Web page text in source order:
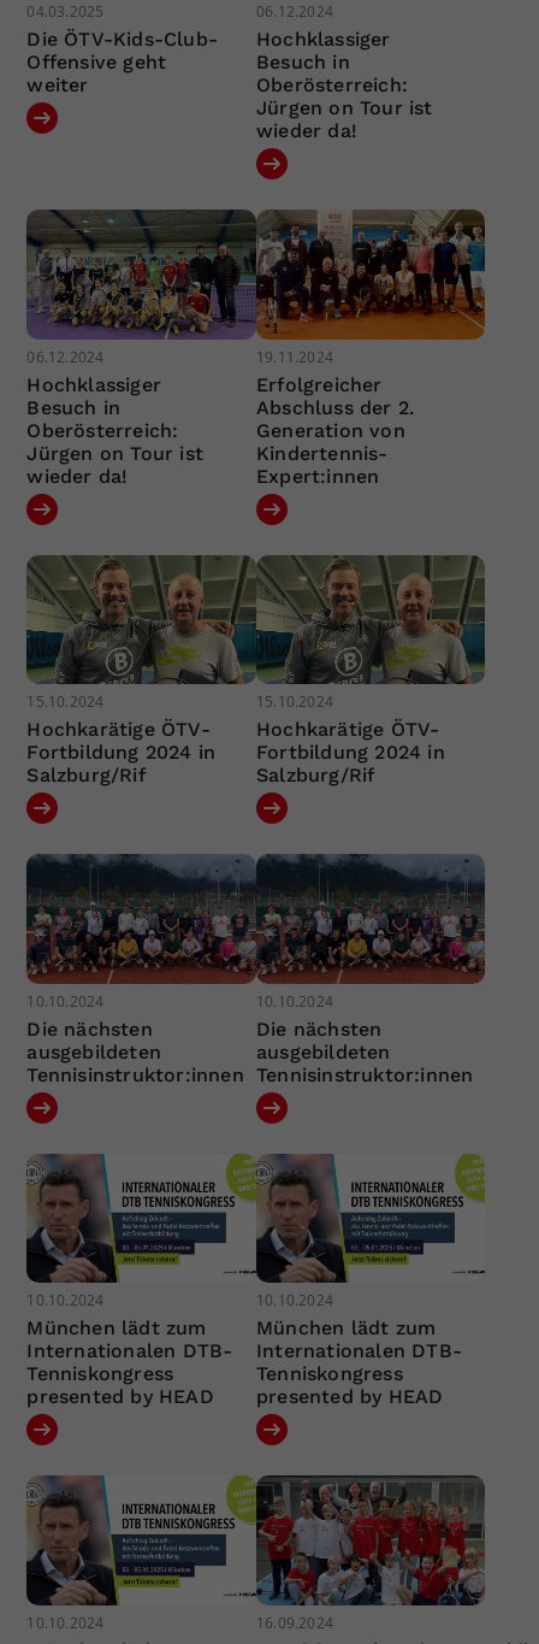
04.03.2025
Die ÖTV-Kids-Club-
Offensive geht
weiter
06.12.2024
Hochklassiger
Besuch in
Oberösterreich:
Jürgen on Tour ist
wieder da!
06.12.2024
Hochklassiger
Besuch in
Oberösterreich:
Jürgen on Tour ist
wieder da!
19.11.2024
Erfolgreicher
Abschluss der 2.
Generation von
Kindertennis-
Expert:innen
15.10.2024
Hochkarätige ÖTV-
Fortbildung 2024 in
Salzburg/Rif
15.10.2024
Hochkarätige ÖTV-
Fortbildung 2024 in
Salzburg/Rif
10.10.2024
Die nächsten
ausgebildeten
Tennisinstruktor:innen
10.10.2024
Die nächsten
ausgebildeten
Tennisinstruktor:innen
10.10.2024
München lädt zum
Internationalen DTB-
Tenniskongress
presented by HEAD
10.10.2024
München lädt zum
Internationalen DTB-
Tenniskongress
presented by HEAD
10.10.2024 16.09.2024